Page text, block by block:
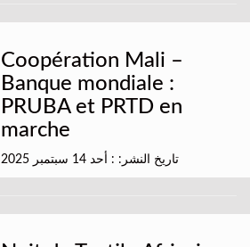
Coopération Mali –
Banque mondiale :
PRUBA et PRTD en
marche
تاريخ النشر: : أحد 14 سبتمبر 2025